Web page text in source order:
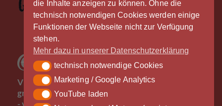
die Inhalte anzeigen zu können. Ohne die
technisch notwendigen Cookies werden einige
Funktionen der Webseite nicht zur Verfügung
stehen.
Mehr dazu in unserer Datenschutzerklärung
technisch notwendige Cookies
technisch notwendige Cookies
Marketing / Google Analytics
Marketing / Google Analytics
YouTube laden
YouTube laden
Vinylrausch wäre nicht möglich ohne die
großzügige Unterstützung durch unsere Partner
- vielen Dank!